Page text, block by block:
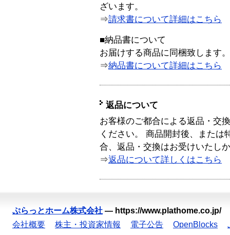
ざいます。
⇒請求書について詳細はこちら
■納品書について
お届けする商品に同梱致します。
⇒納品書について詳細はこちら
返品について
お客様のご都合による返品・交
ください。 商品開封後、または
合、返品・交換はお受けいたし
⇒返品について詳しくはこちら
ぷらっとホーム株式会社 — https://www.plathome.co.jp/
会社概要
株主・投資家情報 電子公告 OpenBlocks